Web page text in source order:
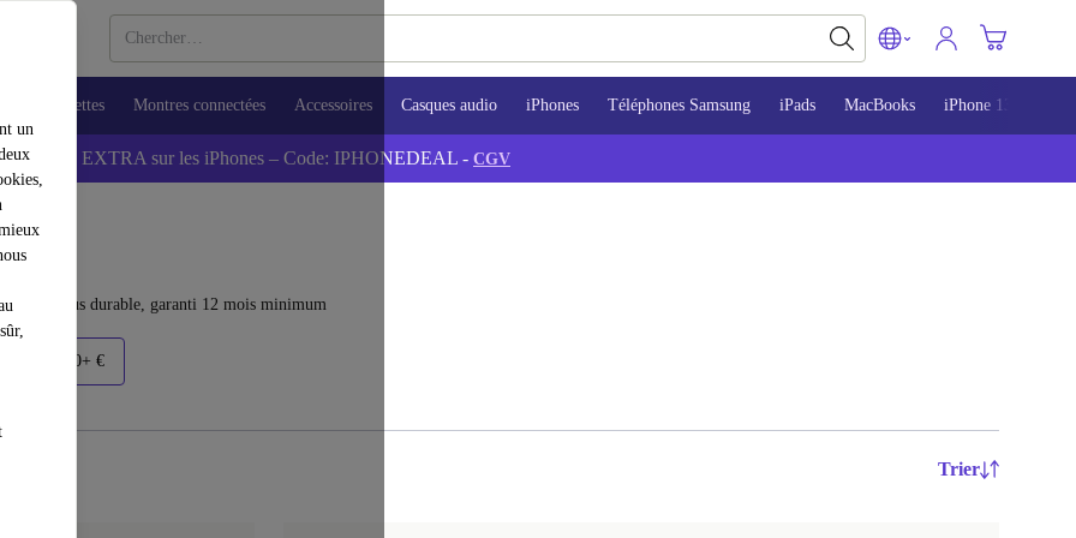
un
Tablettes Montres connectées Accessoires Casques audio iPhones Téléphones Samsung iPads MacBooks iPhone 13
💰-5% EXTRA sur les iPhones – Code: IPHONEDEAL - CGV
le plus durable, garanti 12 mois minimum
1500+ €
Trier